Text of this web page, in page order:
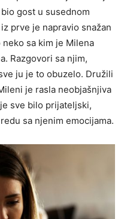
gost u susednom
prve je napravio snažan
sa kim je Milena
Razgovori sa njim,
ju je to obuzelo. Družili
je rasla neobjašnjiva
sve bilo prijateljski,
sa njenim emocijama.